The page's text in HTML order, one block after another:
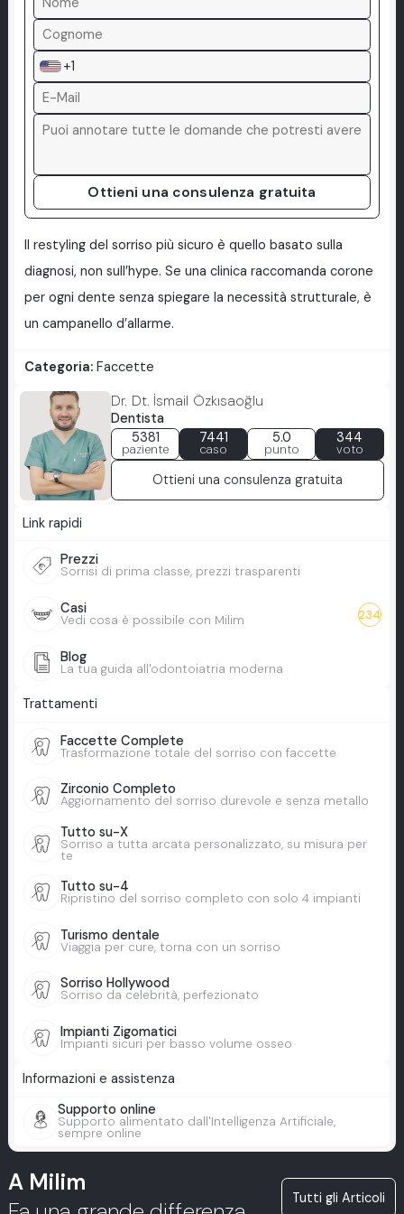
+1
Ottieni una consulenza gratuita
Il restyling del sorriso più sicuro è quello basato sulla
diagnosi, non sull’hype. Se una clinica raccomanda corone
per ogni dente senza spiegare la necessità strutturale, è
un campanello d’allarme.
Categoria: Faccette
Dr. Dt. İsmail Özkısaoğlu
Dentista
5381
paziente
7441
caso
5.0
punto
344
voto
Ottieni una consulenza gratuita
Link rapidi
Prezzi
Sorrisi di prima classe, prezzi trasparenti
Casi
Vedi cosa è possibile con Milim 234
Blog
La tua guida all'odontoiatria moderna
Trattamenti
Faccette Complete
Trasformazione totale del sorriso con faccette
Zirconio Completo
Aggiornamento del sorriso durevole e senza metallo
Tutto su-X
Sorriso a tutta arcata personalizzato, su misura per
te
Tutto su-4
Ripristino del sorriso completo con solo 4 impianti
Turismo dentale
Viaggia per cure, torna con un sorriso
Sorriso Hollywood
Sorriso da celebrità, perfezionato
Impianti Zigomatici
Impianti sicuri per basso volume osseo
Informazioni e assistenza
Supporto online
Supporto alimentato dall'Intelligenza Artificiale,
sempre online
A Milim
Tutti gli Articoli